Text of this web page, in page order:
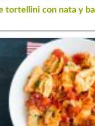
tortellini con nata y